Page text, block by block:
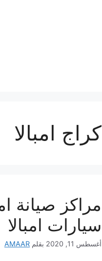
كراج امبالا
سيارات امبالا
أغسطس 11, 2020 بقلم AMAAR